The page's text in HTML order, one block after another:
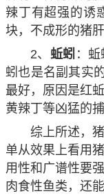
辣丁有超强的诱
块，不成形的猪
2、 蚯蚓 ：
蚓也是名副其实
最好，原因是红
黄辣丁等凶猛的
综上所述，
单从效果上看用
用性和广谱性要
肉食性鱼类，还